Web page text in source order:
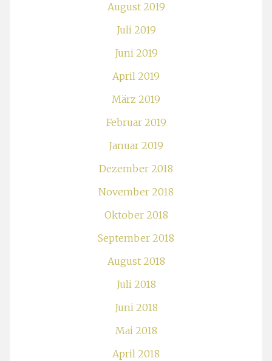
August 2019
Juli 2019
Juni 2019
April 2019
März 2019
Februar 2019
Januar 2019
Dezember 2018
November 2018
Oktober 2018
September 2018
August 2018
Juli 2018
Juni 2018
Mai 2018
April 2018